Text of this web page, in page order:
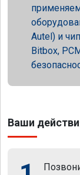
Autel) и
Bitbox,
Ваши